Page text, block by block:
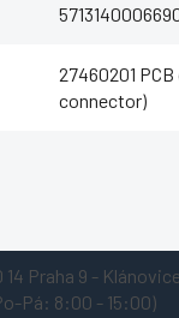
27460201
connector)
14 Praha 9 - Klánovice
Pá: 8:00 - 15:00)